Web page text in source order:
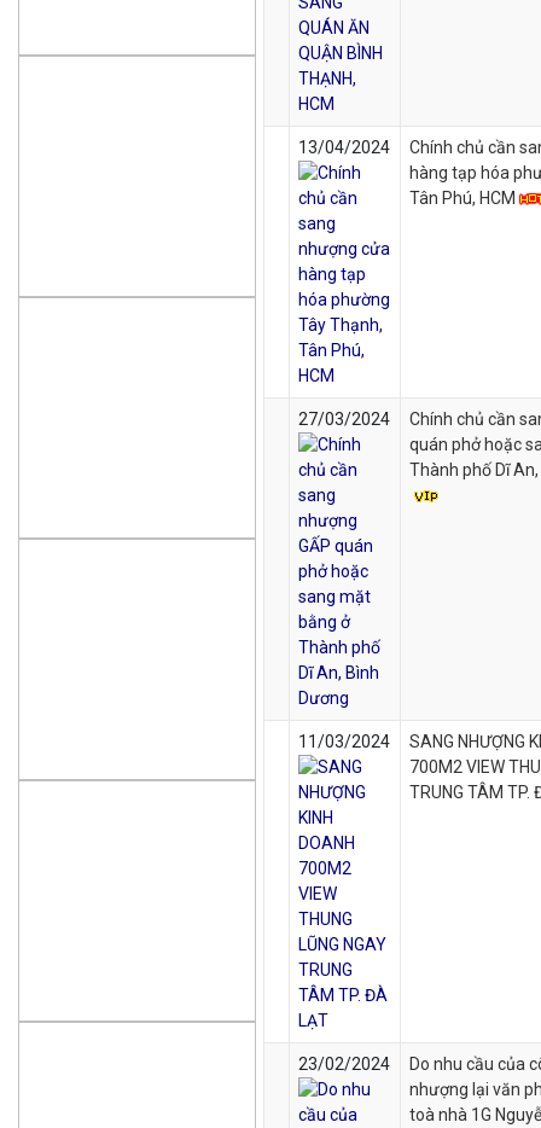
13/04/2024
Chính chủ cần
hàng tạp hóa
Tân Phú, HCM
27/03/2024
Chính chủ cần
quán phở hoặc
Thành phố Dĩ
11/03/2024
SANG NHƯỢNG
700M2 VIEW
TRUNG TÂM TP.
23/02/2024
Do nhu cầu của
nhượng lại văn
toà nhà 1G